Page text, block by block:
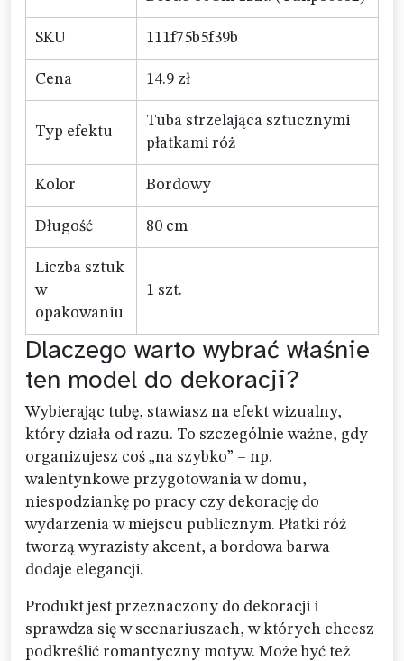
SKU 111f75b5f39b
Cena 14.9 zł
Typ efektu
Tuba strzelająca sztucznymi
płatkami róż
Kolor Bordowy
Długość 80 cm
Liczba sztuk
w
opakowaniu
1 szt.
Dlaczego warto wybrać właśnie
ten model do dekoracji?
Wybierając tubę, stawiasz na efekt wizualny,
który działa od razu. To szczególnie ważne, gdy
organizujesz coś „na szybko” – np.
walentynkowe przygotowania w domu,
niespodziankę po pracy czy dekorację do
wydarzenia w miejscu publicznym. Płatki róż
tworzą wyrazisty akcent, a bordowa barwa
dodaje elegancji.
Produkt jest przeznaczony do dekoracji i
sprawdza się w scenariuszach, w których chcesz
podkreślić romantyczny motyw. Może być też